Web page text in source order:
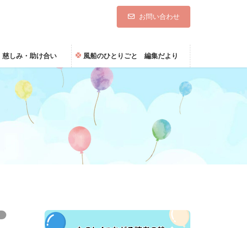
お問い合わせ
慈しみ・助け合い 風船のひとりごと 編集だより